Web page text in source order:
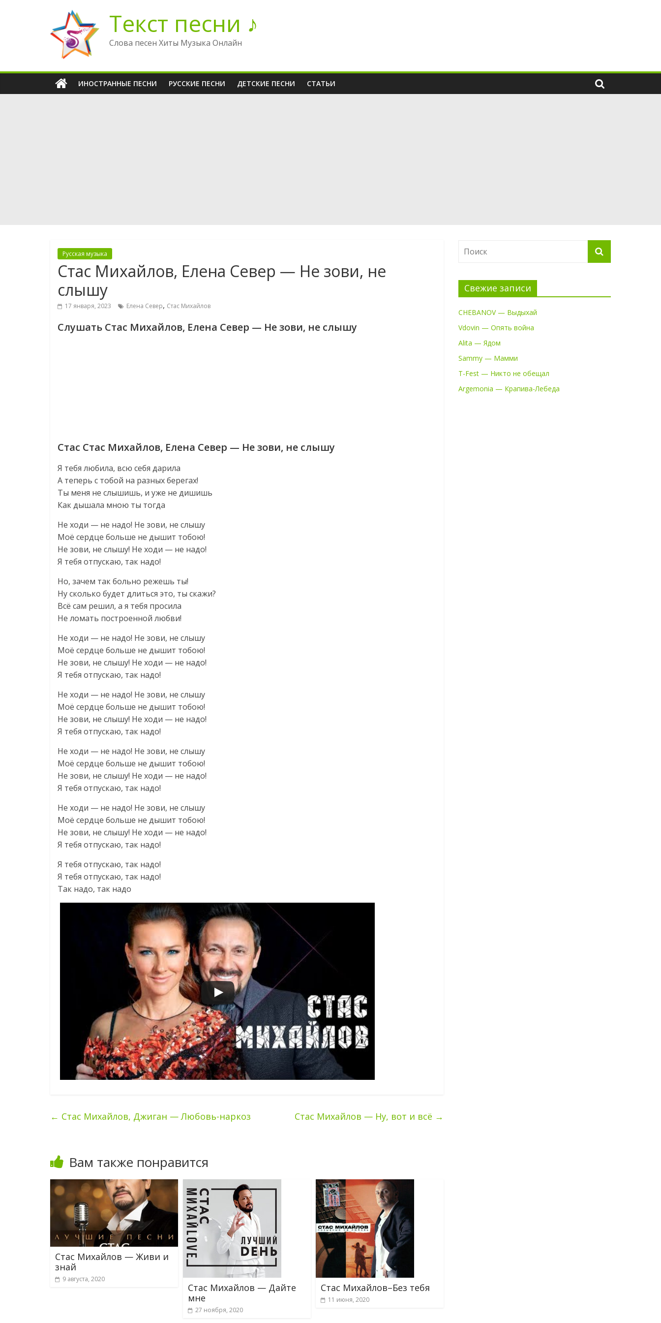
содержимому
Текст песни ♪
Слова песен Хиты Музыка Онлайн
ИНОСТРАННЫЕ ПЕСНИ РУССКИЕ ПЕСНИ ДЕТСКИЕ ПЕСНИ СТАТЬИ
Русская музыка
Стас Михайлов, Елена Север — Не зови, не
слышу
17 января, 2023 Елена Север, Стас Михайлов
Слушать Стас Михайлов, Елена Север — Не зови, не слышу
Стас Стас Михайлов, Елена Север — Не зови, не слышу
Я тебя любила, всю себя дарила
А теперь с тобой на разных берегах!
Ты меня не слышишь, и уже не дишишь
Как дышала мною ты тогда
Не ходи — не надо! Не зови, не слышу
Моё сердце больше не дышит тобою!
Не зови, не слышу! Не ходи — не надо!
Я тебя отпускаю, так надо!
Но, зачем так больно режешь ты!
Ну сколько будет длиться это, ты скажи?
Всё сам решил, а я тебя просила
Не ломать построенной любви!
Не ходи — не надо! Не зови, не слышу
Моё сердце больше не дышит тобою!
Не зови, не слышу! Не ходи — не надо!
Я тебя отпускаю, так надо!
Не ходи — не надо! Не зови, не слышу
Моё сердце больше не дышит тобою!
Не зови, не слышу! Не ходи — не надо!
Я тебя отпускаю, так надо!
Не ходи — не надо! Не зови, не слышу
Моё сердце больше не дышит тобою!
Не зови, не слышу! Не ходи — не надо!
Я тебя отпускаю, так надо!
Не ходи — не надо! Не зови, не слышу
Моё сердце больше не дышит тобою!
Не зови, не слышу! Не ходи — не надо!
Я тебя отпускаю, так надо!
Я тебя отпускаю, так надо!
Я тебя отпускаю, так надо!
Так надо, так надо
← Стас Михайлов, Джиган — Любовь-наркоз Стас Михайлов — Ну, вот и всё →
Вам также понравится
Стас Михайлов — Живи и
знай
9 августа, 2020
Стас Михайлов — Дайте
мне
27 ноября, 2020
Стас Михайлов–Без тебя
11 июня, 2020
Свежие записи
CHEBANOV — Выдыхай
Vdovin — Опять война
Alita — Ядом
Sammy — Мамми
T-Fest — Никто не обещал
Argemonia — Крапива-Лебеда